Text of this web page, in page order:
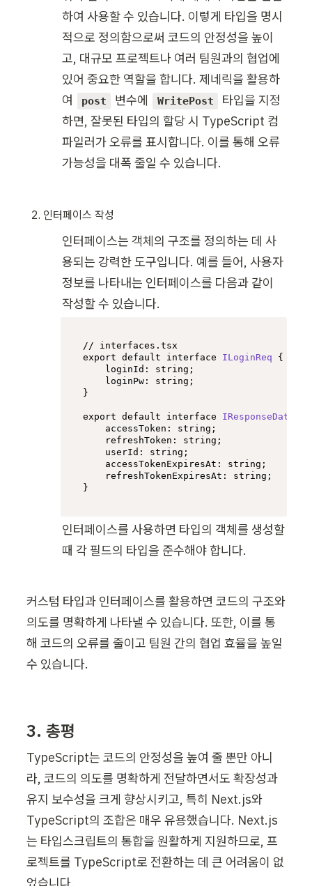
하여 사용할 수 있습니다. 이렇게 타입을 명시
적으로 정의함으로써 코드의 안정성을 높이
고, 대규모 프로젝트나 여러 팀원과의 협업에
있어 중요한 역할을 합니다. 제네릭을 활용하
여
post 변수에 WritePost
타입을 지정
하면, 잘못된 타입의 할당 시 TypeScript 컴
파일러가 오류를 표시합니다. 이를 통해 오류
가능성을 대폭 줄일 수 있습니다.
인터페이스 작성
인터페이스는 객체의 구조를 정의하는 데 사
용되는 강력한 도구입니다. 예를 들어, 사용자
정보를 나타내는 인터페이스를 다음과 같이
작성할 수 있습니다.
// interfaces.tsx
export
default interface ILoginReq {
loginId : string ;
loginPw : string ;
}
export default interface IResponseData
accessToken : string ;
refreshToken : string ;
userId : string ;
accessTokenExpiresAt : string ;
refreshTokenExpiresAt : string ;
}
인터페이스를 사용하면 타입의 객체를 생성할
때 각 필드의 타입을 준수해야 합니다.
커스텀 타입과 인터페이스를 활용하면 코드의 구조와
의도를 명확하게 나타낼 수 있습니다. 또한, 이를 통
해 코드의 오류를 줄이고 팀원 간의 협업 효율을 높일
수 있습니다.
3. 총평
TypeScript는 코드의 안정성을 높여 줄 뿐만 아니
라, 코드의 의도를 명확하게 전달하면서도 확장성과
유지 보수성을 크게 향상시키고, 특히 Next.js와
TypeScript의 조합은 매우 유용했습니다. Next.js
는 타입스크립트의 통합을 원활하게 지원하므로, 프
로젝트를 TypeScript로 전환하는 데 큰 어려움이 없